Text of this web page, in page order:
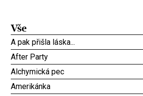
Vše
A pak přišla láska...
After Party
Alchymická pec
Amerikánka